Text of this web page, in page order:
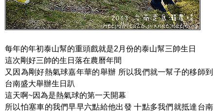
每年的年初泰山幫的重頭戲就是2月份的泰山幫三帥生日
這次剛好三帥的生日落在農曆年間
又因為剛好熱氣球嘉年華的舉辦 所以我們就一幫子的移師到
台南盛大舉辦生日趴
這天啊~因為是熱氣球的第一天開幕
所以怕塞車的我們早早六點給他出發 十點多我們就抵達台南